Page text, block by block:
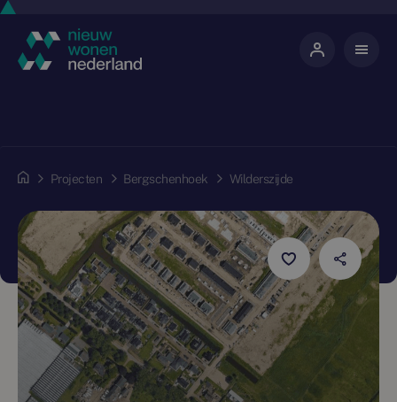
Projecten Bergschenhoek Wilderszijde